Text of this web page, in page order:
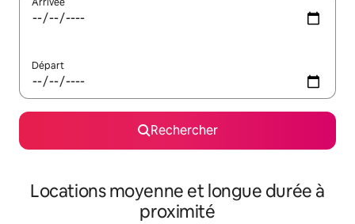
Départ
Rechercher
Locations moyenne et longue durée à
proximité